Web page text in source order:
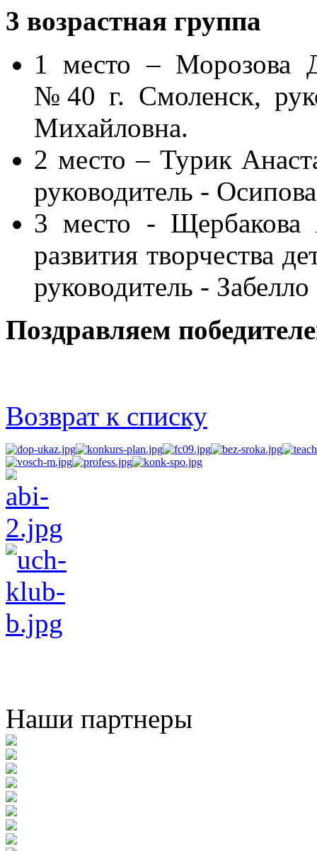
3 возрастная группа
1 место –
№40 г. Смоленск,
Михайловна.
2 место – Турик
руководитель -
3 место -
развития творчества
руководитель -
Поздравляем
Возврат к списку
Наши партнеры